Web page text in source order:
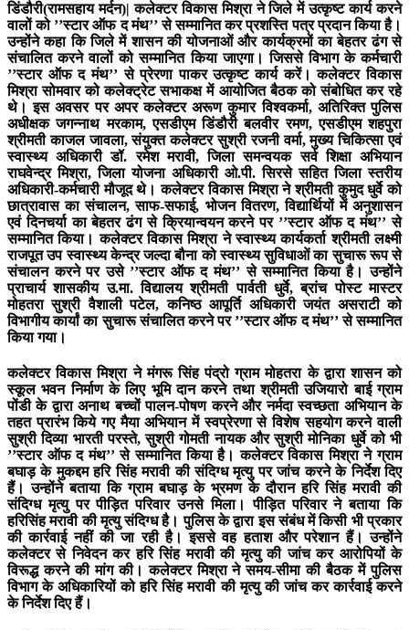
डिंडौरी(रामसहाय मर्दन)| कलेक्टर विकास मिश्रा ने जिले में उत्कृष्ट कार्य करने
वालों को ’’स्टार ऑफ द मंथ’’ से सम्मानित कर प्रशस्ति पत्र प्रदान किया है।
उन्होंने कहा कि जिले में शासन की योजनाओं और कार्यक्रमों का बेहतर ढंग से
संचालित करने वालों को सम्मानित किया जाएगा। जिससे विभाग के कर्मचारी
’’स्टार ऑफ द मंथ’’ से प्रेरणा पाकर उत्कृष्ट कार्य करें। कलेक्टर विकास
मिश्रा सोमवार को कलेक्ट्रेट सभाकक्ष में आयोजित बैठक को संबोधित कर रहे
थे। इस अवसर पर अपर कलेक्टर अरूण कुमार विश्वकर्मा, अतिरिक्त पुलिस
अधीक्षक जगन्नाथ मरकाम, एसडीएम डिंडौरी बलवीर रमण, एसडीएम शहपुरा
श्रीमती काजल जावला, संयुक्त कलेक्टर सुश्री रजनी वर्मा, मुख्य चिकित्सा एवं
स्वास्थ्य अधिकारी डॉ. रमेश मरावी, जिला समन्वयक सर्व शिक्षा अभियान
राघवेन्द्र मिश्रा, जिला योजना अधिकारी ओ.पी. सिरसे सहित जिला स्तरीय
अधिकारी-कर्मचारी मौजूद थे। कलेक्टर विकास मिश्रा ने श्रीमती कुमुद धुर्वे को
छात्रावास का संचालन, साफ-सफाई, भोजन वितरण, विद्यार्थियों में अनुशासन
एवं दिनचर्या का बेहतर ढंग से क्रियान्वयन करने पर ’’स्टार ऑफ द मंथ’’ से
सम्मानित किया। कलेक्टर विकास मिश्रा ने स्वास्थ्य कार्यकर्ता श्रीमती लक्ष्मी
राजपूत उप स्वास्थ्य केन्द्र जल्दा बौना को स्वास्थ्य सुविधाओं का सुचारू रूप से
संचालन करने पर उसे ’’स्टार ऑफ द मंथ’’ से सम्मानित किया है। उन्होंने
प्राचार्य शासकीय उ.मा. विद्यालय श्रीमती पार्वती धुर्वे, ब्रांच पोस्ट मास्टर
मोहतरा सुश्री वैशाली पटेल, कनिष्ठ आपूर्ति अधिकारी जयंत असराटी को
विभागीय कार्यां का सुचारू संचालित करने पर ’’स्टार ऑफ द मंथ’’ से सम्मानित
किया गया।
कलेक्टर विकास मिश्रा ने मंगरू सिंह पंद्रो ग्राम मोहतरा के द्वारा शासन को
स्कूल भवन निर्माण के लिए भूमि दान करने तथा श्रीमती उजियारो बाई ग्राम
पोंडी के द्वारा अनाथ बच्चों पालन-पोषण करने और नर्मदा स्वच्छता अभियान के
तहत प्रारंभ किये गए मैया अभियान में स्वप्रेरणा से विशेष सहयोग करने वाली
सुश्री दिव्या भारती परस्ते, सुश्री गोमती नायक और सुश्री मोनिका धुर्वे को भी
’’स्टार ऑफ द मंथ’’ से सम्मानित किया है। कलेक्टर विकास मिश्रा ने ग्राम
बघाड़ के मुकद्दम हरि सिंह मरावी की संदिग्ध मृत्यु पर जांच करने के निर्देश दिए
हैं। उन्होंने बताया कि ग्राम बघाड़ के भ्रमण के दौरान हरि सिंह मरावी की
संदिग्ध मृत्यु पर पीड़ित परिवार उनसे मिला। पीड़ित परिवार ने बताया कि
हरिसिंह मरावी की मृत्यु संदिग्ध है। पुलिस के द्वारा इस संबंध में किसी भी प्रकार
की कार्रवाई नहीं की जा रही है। इससे वह हताश और परेशान हैं। उन्होंने
कलेक्टर से निवेदन कर हरि सिंह मरावी की मृत्यु की जांच कर आरोपियों के
विरूद्ध करने की मांग की। कलेक्टर मिश्रा ने समय-सीमा की बैठक में पुलिस
विभाग के अधिकारियों को हरि सिंह मरावी की मृत्यु की जांच कर कार्रवाई करने
के निर्देश दिए हैं।